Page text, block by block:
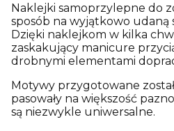
Naklejki samoprzylepne do
sposób na wyjątkowo udaną
Dzięki naklejkom w kilka
zaskakujący manicure
drobnymi elementami
Motywy przygotowane
pasowały na większość
są niezwykle uniwersalne.